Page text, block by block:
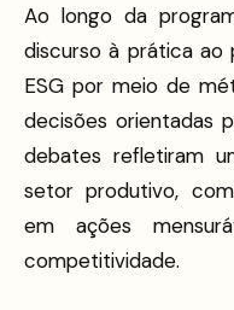
Ao longo da
discurso à prática ao
ESG por meio de
decisões orientadas
debates refletiram
setor produtivo,
em ações
competitividade.